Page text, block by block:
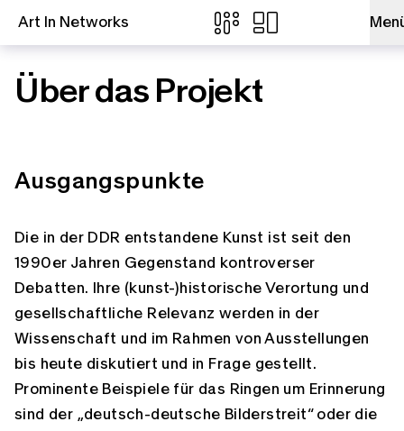
Art In Networks
Über das Projekt
Ausgangspunkte
Die in der DDR entstandene Kunst ist seit den
1990er Jahren Gegenstand kontroverser
Debatten. Ihre (kunst-)historische Verortung und
gesellschaftliche Relevanz werden in der
Wissenschaft und im Rahmen von Ausstellungen
bis heute diskutiert und in Frage gestellt.
Prominente Beispiele für das Ringen um Erinnerung
sind der „deutsch-deutsche Bilderstreit“ oder die
Facebook
Link kopieren